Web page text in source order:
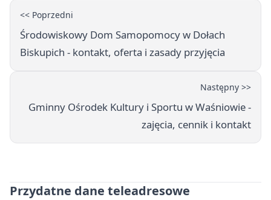
<< Poprzedni
Środowiskowy Dom Samopomocy w Dołach
Biskupich - kontakt, oferta i zasady przyjęcia
Następny >>
Gminny Ośrodek Kultury i Sportu w Waśniowie -
zajęcia, cennik i kontakt
Przydatne dane teleadresowe